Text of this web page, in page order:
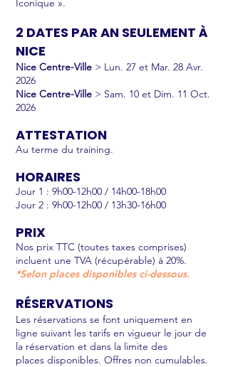
Iconique ».
2 DATES PAR AN SEULEMENT À
NICE
Nice Centre-Ville > Lun. 27 et Mar. 28 Avr.
2026
Nice Centre-Ville > Sam. 10 et Dim. 11 Oct.
2026
ATTESTATION
Au terme du training.
HORAIRES
Jour 1 : 9h00-12h00 / 14h00-18h00
Jour 2 : 9h00-12h00 / 13h30-16h00
PRIX
Nos prix TTC (toutes taxes comprises)
incluent une TVA (récupérable) à 20%.
*Selon places disponibles ci-dessous.
RÉSERVATIONS
Les réservations se font uniquement en
ligne suivant les tarifs en vigueur le jour de
la réservation et dans la limite des
places disponibles. Offres non cumulables.